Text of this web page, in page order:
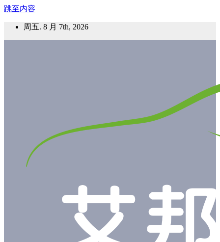
跳至内容
周五. 8 月 7th, 2026